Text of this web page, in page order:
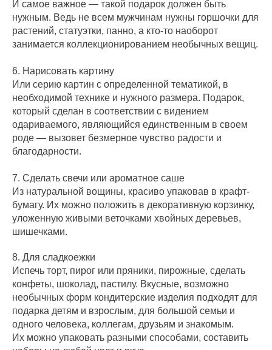
И самое важное — такой подарок должен быть
нужным. Ведь не всем мужчинам нужны горшочки для
растений, статуэтки, панно, а кто-то наоборот
занимается коллекционированием необычных вещиц.
6. Нарисовать картину
Или серию картин с определенной тематикой, в
необходимой технике и нужного размера. Подарок,
который сделан в соответствии с видением
одариваемого, являющийся единственным в своем
роде — вызовет безмерное чувство радости и
благодарности.
7. Сделать свечи или ароматное саше
Из натуральной вощины, красиво упаковав в крафт-
бумагу. Их можно положить в декоративную корзинку,
уложенную живыми веточками хвойных деревьев,
шишечками.
8. Для сладкоежки
Испечь торт, пирог или пряники, пирожные, сделать
конфеты, шоколад, пастилу. Вкусные, возможно
необычных форм кондитерские изделия подходят для
подарка детям и взрослым, для большой семьи и
одного человека, коллегам, друзьям и знакомым.
Их можно упаковать разными способами, составить